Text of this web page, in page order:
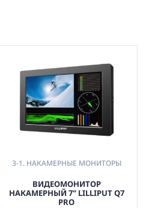
3-1. НАКАМЕРНЫЕ МОНИТОРЫ
ВИДЕОМОНИТОР
НАКАМЕРНЫЙ 7" LILLIPUT Q7
PRO